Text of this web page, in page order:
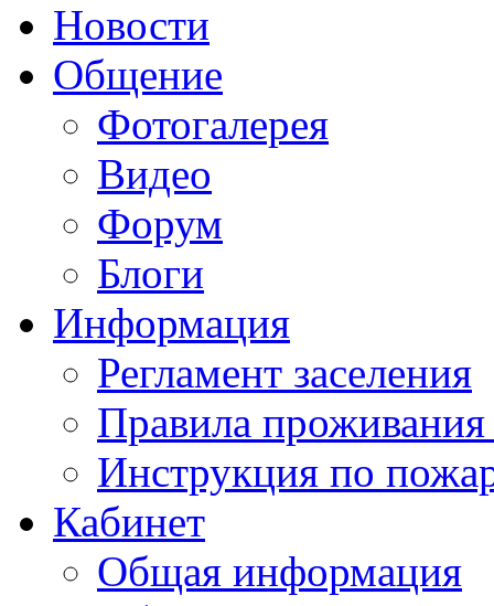
Новости
Общение
Фотогалерея
Видео
Форум
Блоги
Информация
Регламент заселения
Правила
Инструкция по
Кабинет
Общая информация